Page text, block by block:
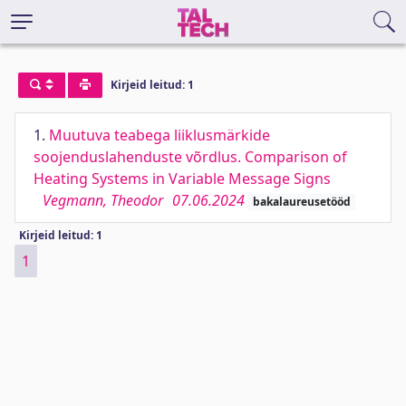
Kirjeid leitud: 1
1. Muutuva teabega liiklusmärkide
soojenduslahenduste võrdlus. Comparison of
Heating Systems in Variable Message Signs
Vegmann, Theodor 07.06.2024 bakalaureusetööd
Kirjeid leitud: 1
1